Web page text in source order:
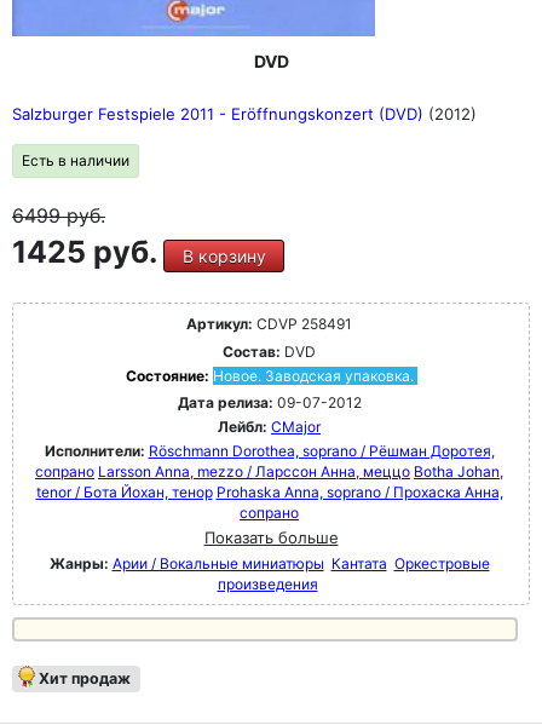
DVD
Salzburger Festspiele 2011 - Eröffnungskonzert (DVD) (2012)
Есть в наличии
6499руб.
1425 руб. В корзину
Артикул: CDVP 258491
Состав: DVD
Состояние: Новое. Заводская упаковка.
Дата релиза: 09-07-2012
Лейбл: CMajor
Исполнители: Röschmann Dorothea, soprano / Рёшман Доротея,
сопрано Larsson Anna, mezzo / Ларссон Анна, меццо Botha Johan,
tenor / Бота Йохан, тенор Prohaska Anna, soprano / Прохаска Анна,
сопрано
Показать больше
Жанры: Арии / Вокальные миниатюры Кантата Оркестровые
произведения
Хит продаж